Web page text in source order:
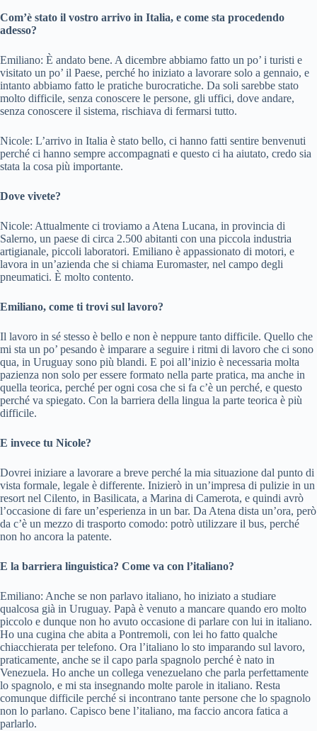
Com’è stato il vostro arrivo in Italia, e come sta procedendo
adesso?
Emiliano: È andato bene. A dicembre abbiamo fatto un po’ i turisti e
visitato un po’ il Paese, perché ho iniziato a lavorare solo a gennaio, e
intanto abbiamo fatto le pratiche burocratiche. Da soli sarebbe stato
molto difficile, senza conoscere le persone, gli uffici, dove andare,
senza conoscere il sistema, rischiava di fermarsi tutto.
Nicole: L’arrivo in Italia è stato bello, ci hanno fatti sentire benvenuti
perché ci hanno sempre accompagnati e questo ci ha aiutato, credo sia
stata la cosa più importante.
Dove vivete?
Nicole: Attualmente ci troviamo a Atena Lucana, in provincia di
Salerno, un paese di circa 2.500 abitanti con una piccola industria
artigianale, piccoli laboratori. Emiliano è appassionato di motori, e
lavora in un’azienda che si chiama Euromaster, nel campo degli
pneumatici. È molto contento.
Emiliano, come ti trovi sul lavoro?
Il lavoro in sé stesso è bello e non è neppure tanto difficile. Quello che
mi sta un po’ pesando è imparare a seguire i ritmi di lavoro che ci sono
qua, in Uruguay sono più blandi. E poi all’inizio è necessaria molta
pazienza non solo per essere formato nella parte pratica, ma anche in
quella teorica, perché per ogni cosa che si fa c’è un perché, e questo
perché va spiegato. Con la barriera della lingua la parte teorica è più
difficile.
E invece tu Nicole?
Dovrei iniziare a lavorare a breve perché la mia situazione dal punto di
vista formale, legale è differente. Inizierò in un’impresa di pulizie in un
resort nel Cilento, in Basilicata, a Marina di Camerota, e quindi avrò
l’occasione di fare un’esperienza in un bar. Da Atena dista un’ora, però
da c’è un mezzo di trasporto comodo: potrò utilizzare il bus, perché
non ho ancora la patente.
E la barriera linguistica? Come va con l’italiano?
Emiliano: Anche se non parlavo italiano, ho iniziato a studiare
qualcosa già in Uruguay. Papà è venuto a mancare quando ero molto
piccolo e dunque non ho avuto occasione di parlare con lui in italiano.
Ho una cugina che abita a Pontremoli, con lei ho fatto qualche
chiacchierata per telefono. Ora l’italiano lo sto imparando sul lavoro,
praticamente, anche se il capo parla spagnolo perché è nato in
Venezuela. Ho anche un collega venezuelano che parla perfettamente
lo spagnolo, e mi sta insegnando molte parole in italiano. Resta
comunque difficile perché si incontrano tante persone che lo spagnolo
non lo parlano. Capisco bene l’italiano, ma faccio ancora fatica a
parlarlo.